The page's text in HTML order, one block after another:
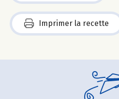
Imprimer la recette